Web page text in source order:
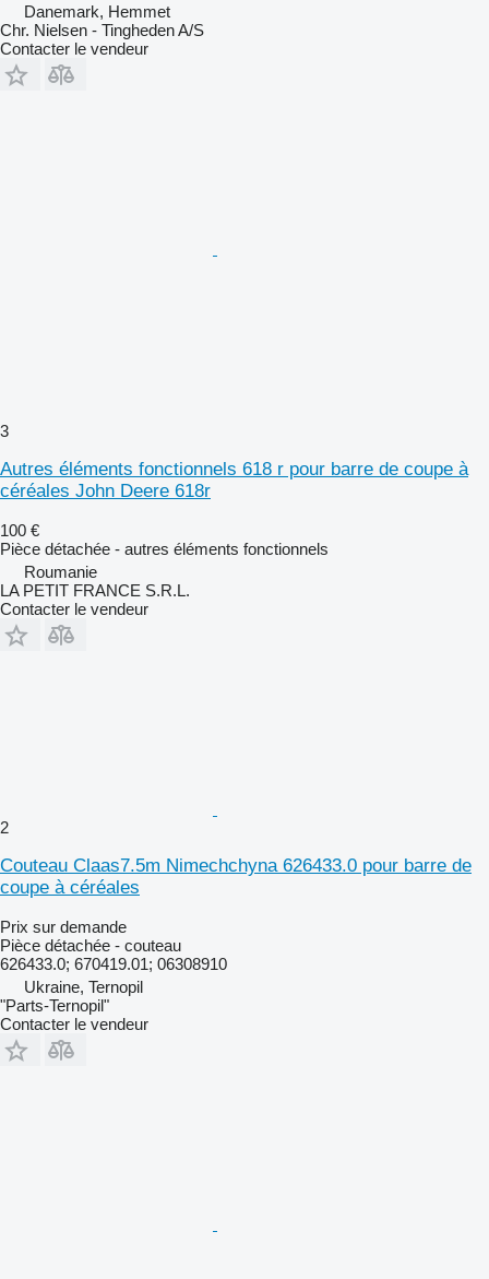
Danemark, Hemmet
Chr. Nielsen - Tingheden A/S
Contacter le vendeur
3
Autres éléments fonctionnels 618 r pour barre de coupe à
céréales John Deere 618r
100 €
Pièce détachée - autres éléments fonctionnels
Roumanie
LA PETIT FRANCE S.R.L.
Contacter le vendeur
2
Couteau Claas7.5m Nimechchyna 626433.0 pour barre de
coupe à céréales
Prix sur demande
Pièce détachée - couteau
626433.0; 670419.01; 06308910
Ukraine, Ternopil
"Parts-Ternopil"
Contacter le vendeur